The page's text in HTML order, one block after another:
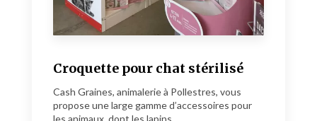
Croquette pour chat stérilisé
Cash Graines, animalerie à Pollestres, vous
propose une large gamme d’accessoires pour